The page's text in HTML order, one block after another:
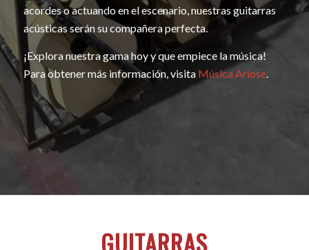
acordes o actuando en el escenario, nuestras guitarras
acústicas serán su compañera perfecta.
¡Explora nuestra gama hoy y que empiece la música!
Para obtener más información, visita Música Ariose.